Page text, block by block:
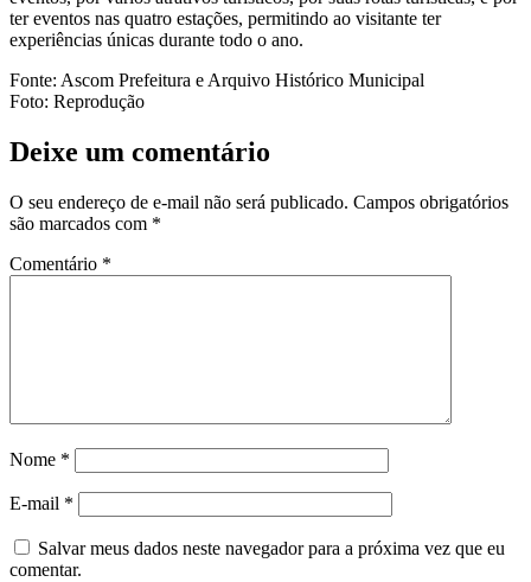
ter eventos nas quatro estações, permitindo ao visitante ter
experiências únicas durante todo o ano.
Fonte: Ascom Prefeitura e Arquivo Histórico Municipal
Foto: Reprodução
Deixe um comentário
O seu endereço de e-mail não será publicado. Campos obrigatórios
são marcados com *
Comentário *
Nome *
E-mail *
Salvar meus dados neste navegador para a próxima vez que eu
comentar.